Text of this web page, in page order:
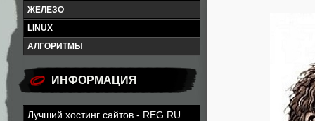
ЖЕЛЕЗО
LINUX
АЛГОРИТМЫ
ИНФОРМАЦИЯ
Лучший хостинг сайтов - REG.RU